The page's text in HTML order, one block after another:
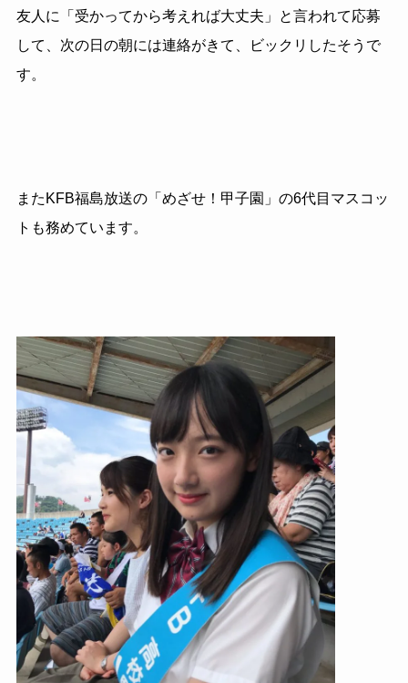
友人に「受かってから考えれば大丈夫」と言われて応募
して、次の日の朝には連絡がきて、ビックリしたそうで
す。
またKFB福島放送の「めざせ！甲子園」の6代目マスコッ
トも務めています。